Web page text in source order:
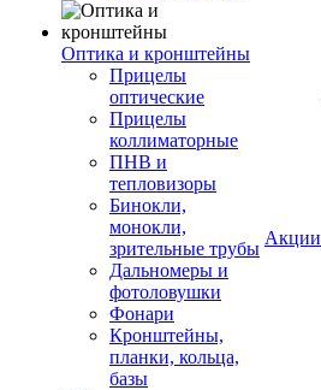
Оптика и кронштейны
Прицелы
оптические
Прицелы
коллиматорные
ПНВ и
тепловизоры
Бинокли,
монокли,
зрительные трубы
Дальномеры и
фотоловушки
Фонари
Кронштейны,
планки, кольца,
базы
Акции